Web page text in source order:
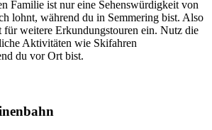
Familie ist nur eine Sehenswürdigkeit von
lohnt, während du in Semmering bist. Also
für weitere Erkundungstouren ein. Nutz die
Aktivitäten wie Skifahren
du vor Ort bist.